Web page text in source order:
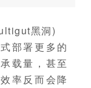
黑洞)
部署更多的
载量，甚至
率反而会降